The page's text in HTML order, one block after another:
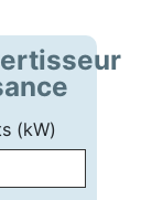
(kW)